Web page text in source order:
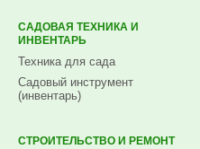
САДОВАЯ ТЕХНИКА И
ИНВЕНТАРЬ
Техника для сада
Садовый инструмент
(инвентарь)
СТРОИТЕЛЬСТВО И РЕМОНТ